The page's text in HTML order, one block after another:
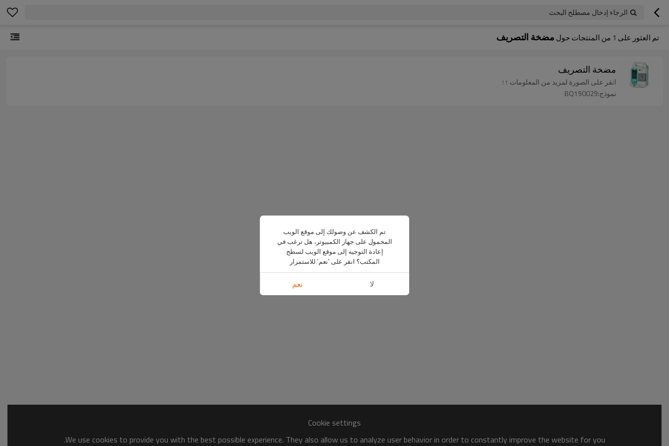
الرجاء إدخال مصطلح البحث
تم العثور على 1 من المنتجات حول مضخة التصريف
مضخة التصريف
انقر على الصورة لمزيد من المعلومات ↑↑
نموذج:BQ190029
Cookie settings
We use cookies to provide you with the best possible experience. They also allow us to analyze user behavior in order to constantly improve the website for you.
تم الكشف عن وصولك إلى موقع الويب
المحمول على جهاز الكمبيوتر، هل ترغب في
إعادة التوجيه إلى موقع الويب لسطح
المكتب؟ انقر على 'نعم' للاستمرار
لا نعم